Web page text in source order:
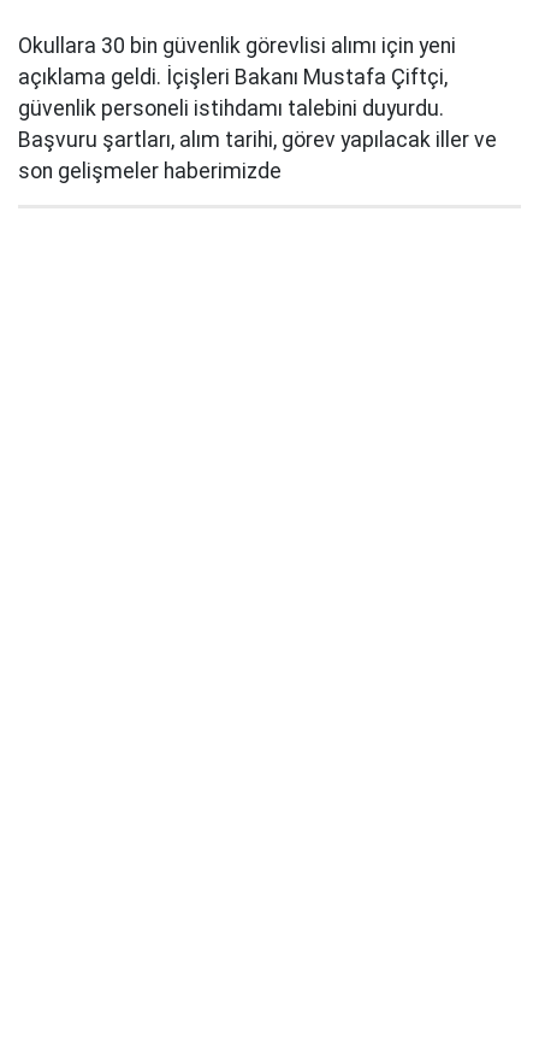
Okullara 30 bin güvenlik görevlisi alımı için yeni
açıklama geldi. İçişleri Bakanı Mustafa Çiftçi,
güvenlik personeli istihdamı talebini duyurdu.
Başvuru şartları, alım tarihi, görev yapılacak iller ve
son gelişmeler haberimizde